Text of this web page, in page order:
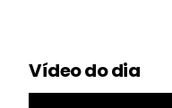
Vídeo do dia